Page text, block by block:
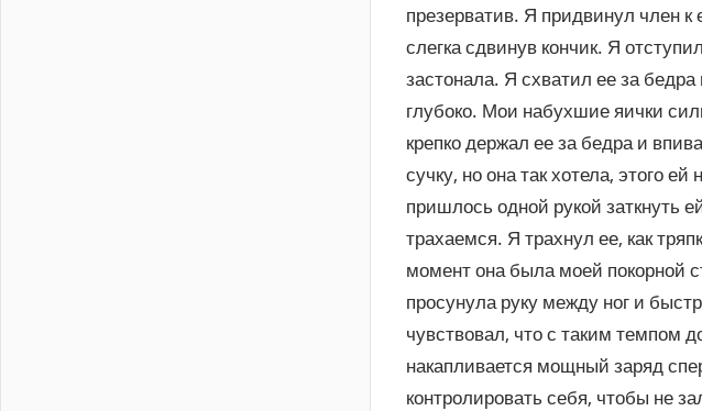
презерватив. Я придвинул член к
слегка сдвинув кончик. Я
застонала. Я схватил ее за
глубоко. Мои набухшие яички
крепко держал ее за бедра и
сучку, но она так хотела, этого
пришлось одной рукой заткнуть
трахаемся. Я трахнул ее, как
момент она была моей покорной
просунула руку между ног и
чувствовал, что с таким темпом
накапливается мощный заряд
контролировать себя, чтобы не